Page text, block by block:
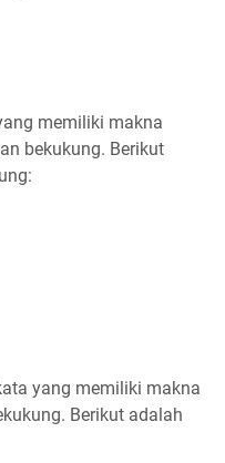
memiliki makna
bekukung. Berikut
yang memiliki makna
Berikut adalah